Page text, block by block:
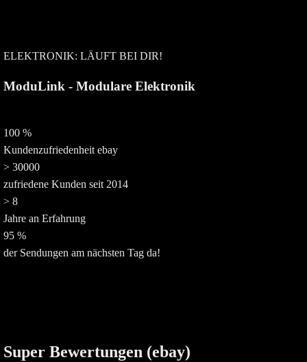
ELEKTRONIK: LÄUFT BEI DIR!
ModuLink - Modulare Elektronik
100 %
Kundenzufriedenheit ebay
> 30000
zufriedene Kunden seit 2014
> 8
Jahre an Erfahrung
95 %
der Sendungen am nächsten Tag da!
Super Bewertungen (ebay)